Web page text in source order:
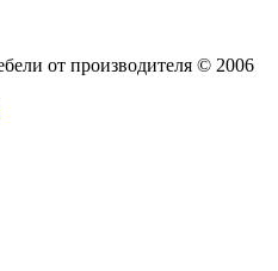
от производителя © 2006